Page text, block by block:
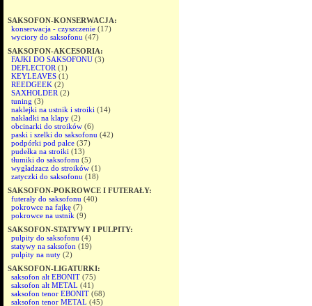
SAKSOFON-KONSERWACJA:
konserwacja - czyszczenie (17)
wyciory do saksofonu (47)
SAKSOFON-AKCESORIA:
FAJKI DO SAKSOFONU (3)
DEFLECTOR (1)
KEYLEAVES (1)
REEDGEEK (2)
SAXHOLDER (2)
tuning (3)
naklejki na ustnik i stroiki (14)
nakładki na klapy (2)
obcinarki do stroików (6)
paski i szelki do saksofonu (42)
podpórki pod palce (37)
pudełka na stroiki (13)
tłumiki do saksofonu (5)
wygładzacz do stroików (1)
zatyczki do saksofonu (18)
SAKSOFON-POKROWCE I FUTERAŁY:
futerały do saksofonu (40)
pokrowce na fajkę (7)
pokrowce na ustnik (9)
SAKSOFON-STATYWY I PULPITY:
pulpity do saksofonu (4)
statywy na saksofon (19)
pulpity na nuty (2)
SAKSOFON-LIGATURKI:
saksofon alt EBONIT (75)
saksofon alt METAL (41)
saksofon tenor EBONIT (68)
saksofon tenor METAL (45)